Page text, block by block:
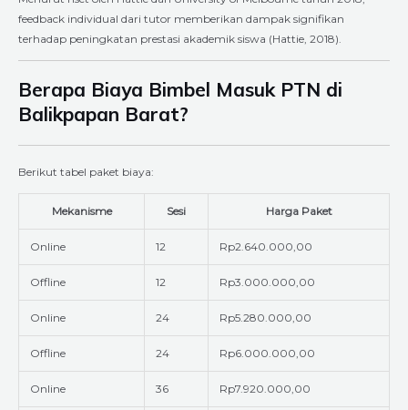
feedback individual dari tutor memberikan dampak signifikan
terhadap peningkatan prestasi akademik siswa (Hattie, 2018).
Berapa Biaya Bimbel Masuk PTN di
Balikpapan Barat?
Berikut tabel paket biaya:
Mekanisme Sesi Harga Paket
Online 12 Rp2.640.000,00
Offline 12 Rp3.000.000,00
Online 24 Rp5.280.000,00
Offline 24 Rp6.000.000,00
Online 36 Rp7.920.000,00